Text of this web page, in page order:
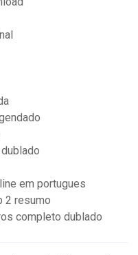
em portugues
2 resumo
completo dublado